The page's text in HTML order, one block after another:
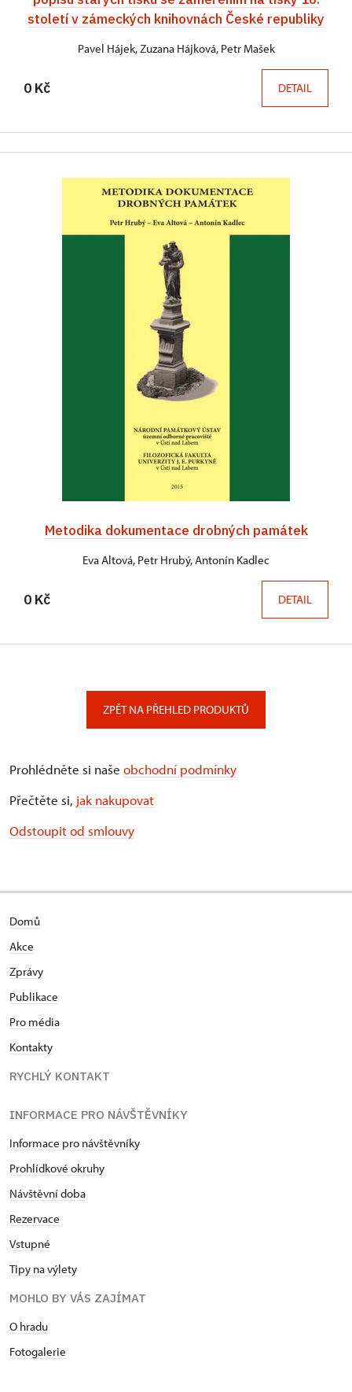
století v zámeckých knihovnách České republiky
Pavel Hájek, Zuzana Hájková, Petr Mašek
0 Kč DETAIL
Metodika dokumentace drobných památek
Eva Altová, Petr Hrubý, Antonín Kadlec
0 Kč DETAIL
ZPĚT NA PŘEHLED PRODUKTŮ
Prohlédněte si naše obchodní podmínky
Přečtěte si, jak nakupovat
Odstoupit od smlouvy
Domů
Akce
Zprávy
Publikace
Pro média
Kontakty
RYCHLÝ KONTAKT
INFORMACE PRO NÁVŠTĚVNÍKY
Informace pro návštěvníky
Prohlídkové okruhy
Návštěvní doba
Rezervace
Vstupné
Tipy na výlety
MOHLO BY VÁS ZAJÍMAT
O hradu
Fotogalerie